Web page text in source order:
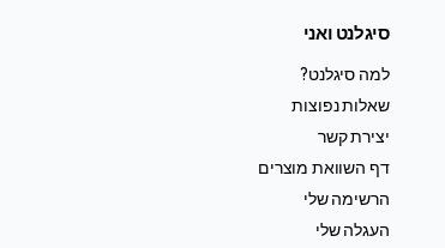
סיגלנט ואני
למה סיגלנט?
שאלות נפוצות
יצירת קשר
דף השוואת מוצרים
הרשימה שלי
העגלה שלי